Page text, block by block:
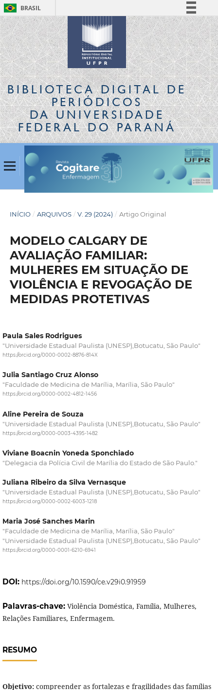
BRASIL
Simplifique!
Comunica BR
Participe
Acesso à informação
Legislação
Canais
BIBLIOTECA DIGITALDE
PERIÓDICOS
DA UNIVERSIDADE
FEDERAL DO PARANÁ
INÍCIO / ARQUIVOS / V. 29 (2024) / Artigo Original
MODELO CALGARY DE
AVALIAÇÃO FAMILIAR:
MULHERES EM SITUAÇÃO DE
VIOLÊNCIA E REVOGAÇÃO DE
MEDIDAS PROTETIVAS
Paula Sales Rodrigues
"Universidade Estadual Paulista (UNESP),Botucatu, São Paulo"
https://orcid.org/0000-0002-8876-814X
Julia Santiago Cruz Alonso
"Faculdade de Medicina de Marília, Marília, São Paulo"
https://orcid.org/0000-0002-4812-1456
Aline Pereira de Souza
"Universidade Estadual Paulista (UNESP),Botucatu, São Paulo"
https://orcid.org/0000-0003-4395-1482
Viviane Boacnin Yoneda Sponchiado
"Delegacia da Polícia Civil de Marília do Estado de São Paulo."
Juliana Ribeiro da Silva Vernasque
"Universidade Estadual Paulista (UNESP),Botucatu, São Paulo"
https://orcid.org/0000-0002-6003-1218
Maria José Sanches Marin
"Faculdade de Medicina de Marília, Marília, São Paulo"
"Universidade Estadual Paulista (UNESP),Botucatu, São Paulo"
https://orcid.org/0000-0001-6210-6941
DOI: https://doi.org/10.1590/ce.v29i0.91959
Palavras-chave: Violência Doméstica, Família, Mulheres,
Relações Familiares, Enfermagem.
RESUMO
Objetivo: compreender as fortalezas e fragilidades das famílias